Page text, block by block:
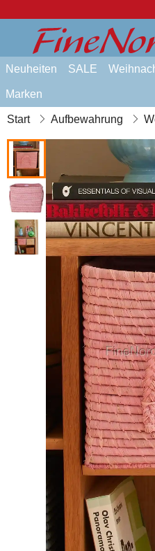
Neuheiten SALE
Marken
Start Aufbewahrung